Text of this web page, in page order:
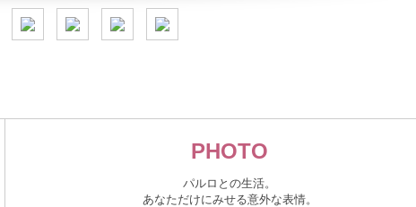
02.TALK
話題は、今日のお天気から注目のニュース、女子会でも使えそうなウンチクまで…。
とぼけたような発言も飛び出し、思わずクスリと笑ってしまう、
それまでの日常が、穏やかで温かな毎日へと変わっていくことでしょう。
PHOTO
パルロとの生活。
あなただけにみせる意外な表情。